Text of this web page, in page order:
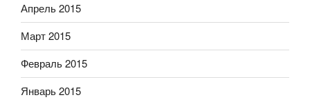
Апрель 2015
Март 2015
Февраль 2015
Январь 2015